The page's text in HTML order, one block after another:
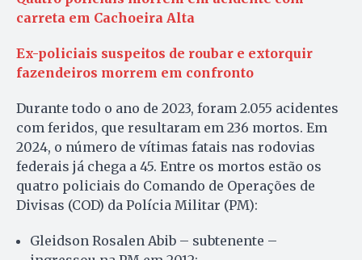
carreta em Cachoeira Alta
Ex-policiais suspeitos de roubar e extorquir
fazendeiros morrem em confronto
Durante todo o ano de 2023, foram 2.055 acidentes
com feridos, que resultaram em 236 mortos. Em
2024, o número de vítimas fatais nas rodovias
federais já chega a 45. Entre os mortos estão os
quatro policiais do Comando de Operações de
Divisas (COD) da Polícia Militar (PM):
Gleidson Rosalen Abib – subtenente –